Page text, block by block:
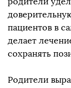
пациентов в
делает
сохранять
Родители